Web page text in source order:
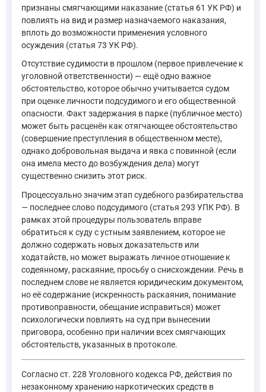
признаны смягчающими наказание (статья 61 УК РФ) и
повлиять на вид и размер назначаемого наказания,
вплоть до возможности применения условного
осуждения (статья 73 УК РФ).
Отсутствие судимости в прошлом (первое привлечение к
уголовной ответственности) — ещё одно важное
обстоятельство, которое обычно учитывается судом
при оценке личности подсудимого и его общественной
опасности. Факт задержания в парке (публичное место)
может быть расценён как отягчающее обстоятельство
(совершение преступления в общественном месте),
однако добровольная выдача и явка с повинной (если
она имела место до возбуждения дела) могут
существенно снизить этот риск.
Процессуально значим этап судебного разбирательства
— последнее слово подсудимого (статья 293 УПК РФ). В
рамках этой процедуры пользователь вправе
обратиться к суду с устным заявлением, которое не
должно содержать новых доказательств или
ходатайств, но может выражать личное отношение к
содеянному, раскаяние, просьбу о снисхождении. Речь в
последнем слове не является юридическим документом,
но её содержание (искренность раскаяния, понимание
противоправности, обещание исправиться) может
психологически повлиять на суд при вынесении
приговора, особенно при наличии всех смягчающих
обстоятельств, указанных в протоколе.
Согласно ст. 228 Уголовного кодекса РФ, действия по
незаконному хранению наркотических средств в